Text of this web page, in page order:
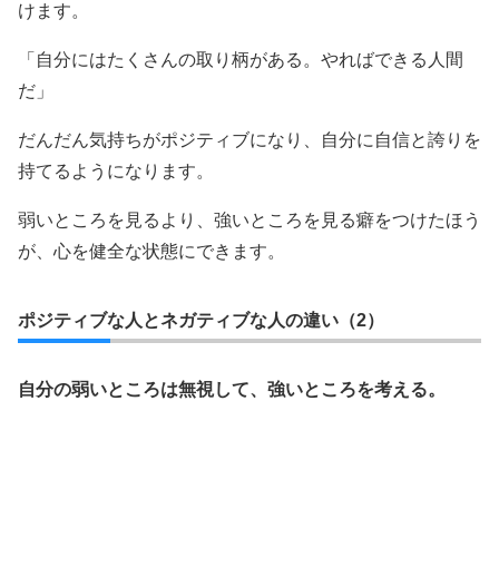
けます。
「自分にはたくさんの取り柄がある。やればできる人間
だ」
だんだん気持ちがポジティブになり、自分に自信と誇りを
持てるようになります。
弱いところを見るより、強いところを見る癖をつけたほう
が、心を健全な状態にできます。
ポジティブな人とネガティブな人の違い（2）
自分の弱いところは無視して、強いところを考える。